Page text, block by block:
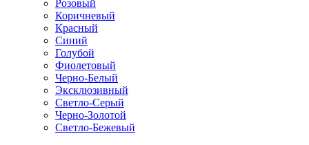
Розовый
Коричневый
Красный
Синий
Голубой
Фиолетовый
Черно-Белый
Эксклюзивный
Светло-Серый
Черно-Золотой
Светло-Бежевый